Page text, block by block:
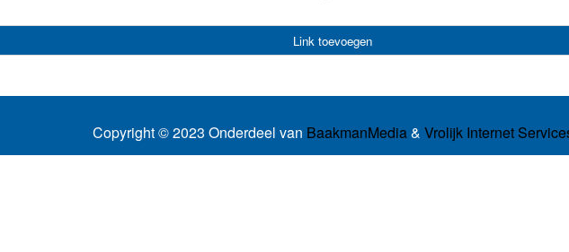
Link toevoegen
Copyright © 2023 Onderdeel van BaakmanMedia& Vrolijk Internet